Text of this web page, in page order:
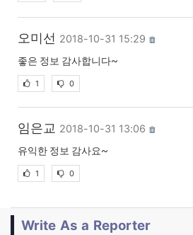
오미선 2018-10-31 15:29
좋은 정보 감사합니다~
1 0
임은교 2018-10-31 13:06
유익한 정보 감사요~
1 0
Write As a Reporter